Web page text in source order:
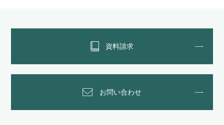
資料請求
お問い合わせ